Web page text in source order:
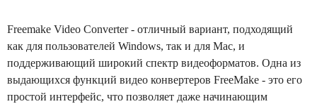
Freemake Video Converter - отличный вариант, подходящий
как для пользователей Windows, так и для Mac, и
поддерживающий широкий спектр видеоформатов. Одна из
выдающихся функций видео конвертеров FreeMake - это его
простой интерфейс, что позволяет даже начинающим